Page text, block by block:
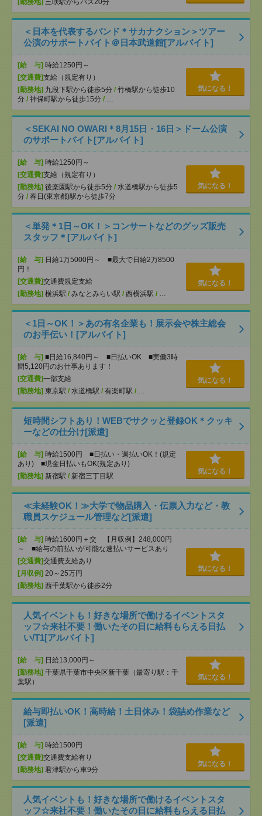
[勤務地] 三咲駅からバス20分
＜日本を代表するバンド＊サカナクション＞ツアー
公演のサポートバイト＠日本武道館[アルバイト]
[給 与] 時給1250円～
[交通費]支給（規定有り）
[勤務地] 九段下駅から徒歩5分 / 竹橋駅から徒歩10
分 / 神保町駅から徒歩15分 / …
気になる！
＜SEKAI NO OWARI＊8月15日・16日＞ドーム公演
のサポートバイト[アルバイト]
[給 与] 時給1250円～
[交通費]支給（規定有り）
[勤務地] 後楽園駅から徒歩5分 / 水道橋駅から徒歩5
分 / 春日(東京都)駅から徒歩7分
気になる！
＜単発＊1日～OK！＞コンサートなどのグッズ販売
スタッフ＊[アルバイト]
[給 与] 日給1万5000円～ ■最大で日給2万8500
円！
[交通費]交通費規定支給
[勤務地] 横浜駅 / みなとみらい駅 / 西横浜駅 / …
気になる！
＜1日～OK！＞あの有名企業も！展示会や株主総会
のお手伝い！[アルバイト]
[給 与] ■日給16,840円～ ■日払いOK ■実働3時
間5,120円のお仕事あります！
[交通費]一部支給
[勤務地] 東京駅 / 水道橋駅 / 有楽町駅 / …
気になる！
短時間シフトあり！WEBでサクッと登録OK＊クッキ
ーなどの仕分け[派遣]
[給 与] 時給1500円 ■日払い・週払いOK！(規定
あり) ■現金日払いもOK(規定あり)
[勤務地] 新宿駅 / 新宿三丁目駅
気になる！
≪未経験OK！≫大学で物品購入・伝票入力など・教
職員スケジュール管理など[派遣]
[給 与] 時給1600円＋交 【月収例】248,000円
～ ■給与の前払いが可能な速払いサービスあり
[交通費]交通費支給あり
[月収例] 20～25万円
[勤務地] 西千葉駅から徒歩2分
気になる！
人気イベントも！好きな場所で働けるイベントスタ
ッフ☆来社不要！働いたその日に給料もらえる日払
い/T1[アルバイト]
[給 与] 日給13,000円～
[勤務地] 千葉県千葉市中央区新千葉（最寄り駅：千
葉駅）
気になる！
給与即払いOK！高時給！土日休み！袋詰め作業など
[派遣]
[給 与] 時給1500円
[交通費]交通費支給有り
[勤務地] 君津駅から車9分
気になる！
人気イベントも！好きな場所で働けるイベントスタ
ッフ☆来社不要！働いたその日に給料もらえる日払